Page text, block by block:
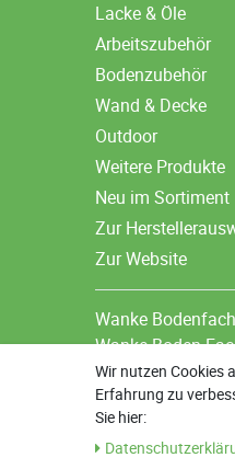
Lacke & Öle
Arbeitszubehör
Bodenzubehör
Wand & Decke
Outdoor
Weitere Produkte
Neu im Sortiment
Zur
Zur Website
Wanke
Wanke Boden-
Wir nutzen Cookies
Erfahrung zu
Sie hier: